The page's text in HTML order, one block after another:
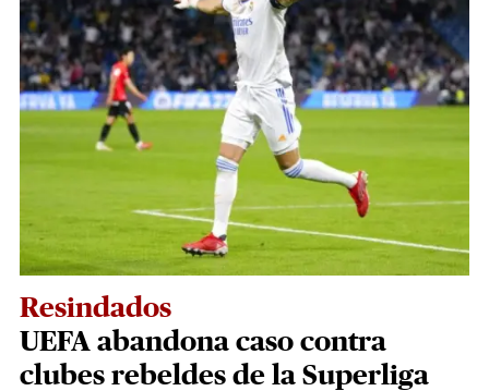
Resindados
UEFA abandona caso contra
clubes rebeldes de la Superliga